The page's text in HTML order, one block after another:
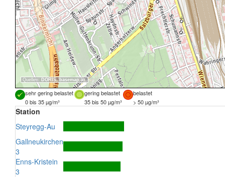
Quellen: DORIS, basemap.at
sehr gering belastet gering belastet
belastet
0 bis 35 µg/m³
35 bis 50 µg/m³ > 50 µg/m³
Station
Steyregg-Au
Gallneukirchen
3
Enns-Kristein
3